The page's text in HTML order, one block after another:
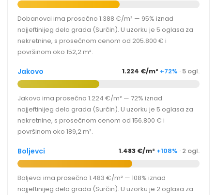
Dobanovci ima prosečno 1.388 €/m² — 95% iznad
najjeftinijeg dela grada (Surčin). U uzorku je 5 oglasa za
nekretnine, s prosečnom cenom od 205.800 € i
površinom oko 152,2 m².
Jakovo 1.224 €/m² +72% · 5 ogl.
Jakovo ima prosečno 1.224 €/m² — 72% iznad
najjeftinijeg dela grada (Surčin). U uzorku je 5 oglasa za
nekretnine, s prosečnom cenom od 156.800 € i
površinom oko 189,2 m².
Boljevci 1.483 €/m² +108% · 2 ogl.
Boljevci ima prosečno 1.483 €/m² — 108% iznad
najjeftinijeg dela grada (Surčin). U uzorku je 2 oglasa za